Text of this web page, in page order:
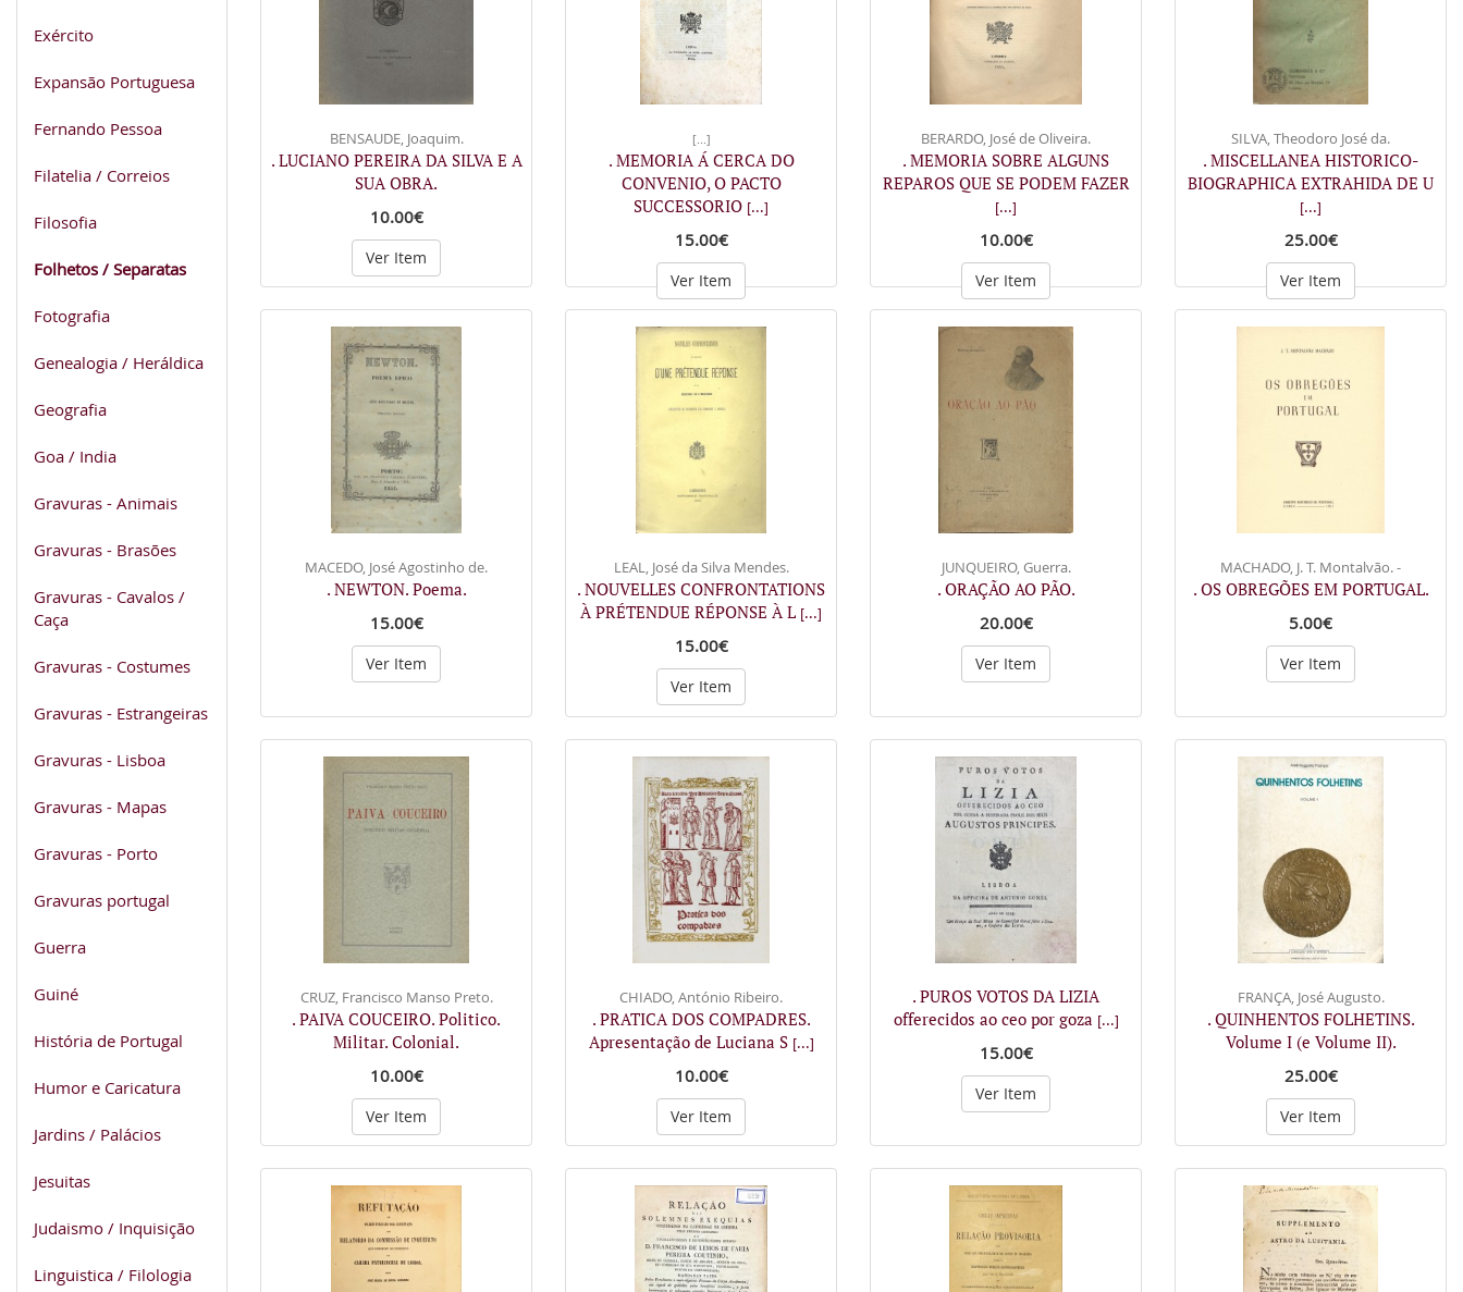
Exército
Expansão Portuguesa
Fernando Pessoa
Filatelia / Correios
Filosofia
Folhetos / Separatas
Fotografia
Genealogia / Heráldica
Geografia
Goa / India
Gravuras - Animais
Gravuras - Brasões
Gravuras - Cavalos /
Caça
Gravuras - Costumes
Gravuras - Estrangeiras
Gravuras - Lisboa
Gravuras - Mapas
Gravuras - Porto
Gravuras portugal
Guerra
Guiné
História de Portugal
Humor e Caricatura
Jardins / Palácios
Jesuitas
Judaismo / Inquisição
Linguistica / Filologia
BENSAUDE, Joaquim.
. LUCIANO PEREIRA DA SILVA E A
SUA OBRA.
10.00€
Ver Item
[...]
. MEMORIA Á CERCA DO
CONVENIO, O PACTO
SUCCESSORIO [...]
15.00€
Ver Item
BERARDO, José de Oliveira.
. MEMORIA SOBRE ALGUNS
REPAROS QUE SE PODEM FAZER
[...]
10.00€
Ver Item
SILVA, Theodoro José da.
. MISCELLANEA HISTORICO-
BIOGRAPHICA EXTRAHIDA DE U
[...]
25.00€
Ver Item
MACEDO, José Agostinho de.
. NEWTON. Poema.
15.00€
Ver Item
LEAL, José da Silva Mendes.
. NOUVELLES CONFRONTATIONS
À PRÉTENDUE RÉPONSE À L [...]
15.00€
Ver Item
JUNQUEIRO, Guerra.
. ORAÇÃO AO PÃO.
20.00€
Ver Item
MACHADO, J. T. Montalvão. -
. OS OBREGÕES EM PORTUGAL.
5.00€
Ver Item
CRUZ, Francisco Manso Preto.
. PAIVA COUCEIRO. Politico.
Militar. Colonial.
10.00€
Ver Item
CHIADO, António Ribeiro.
. PRATICA DOS COMPADRES.
Apresentação de Luciana S [...]
10.00€
Ver Item
. PUROS VOTOS DA LIZIA
offerecidos ao ceo por goza [...]
15.00€
Ver Item
FRANÇA, José Augusto.
. QUINHENTOS FOLHETINS.
Volume I (e Volume II).
25.00€
Ver Item